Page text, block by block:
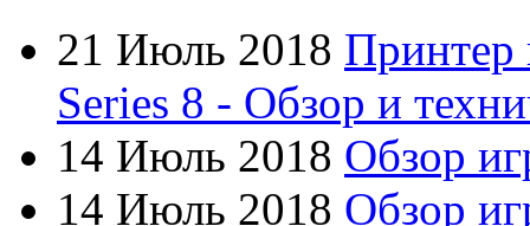
Dell
Dex(3)
Everest
21 Июль 2018 Принтер
Series 8 - Обзор и
14 Июль 2018 Обзор
14 Июль 2018 Обзор